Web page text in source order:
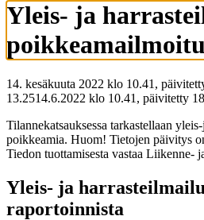
Yleis- ja
14. kesäkuuta 2022 klo 10.41,
13.2514.6.2022 klo 10.41 , päivitetty
Tilannekatsauksessa tarkastellaan
poikkeamia. Huom! Tietojen päivitys
Tiedon tuottamisesta vastaa Liikenne-
Yleis- ja
raportoinnista